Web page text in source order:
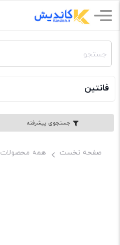
فانتین
جستجوی پیشرفته
صفحه نخست همه محصولات